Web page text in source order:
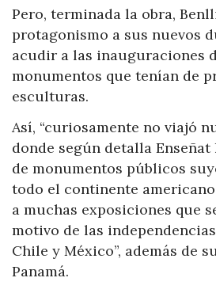
Pero, terminada la obra,
protagonismo a sus nuevos
acudir a las inauguraciones
monumentos que tenían de
esculturas.
Así, “curiosamente no viajó
donde según detalla Enseñat
de monumentos públicos
todo el continente
a muchas exposiciones que
motivo de las
Chile y México”, además de
Panamá.